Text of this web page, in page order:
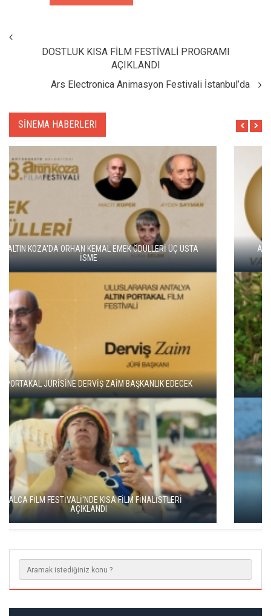
DOSTLUK KISA FİLM FESTİVALİ PROGRAMI
AÇIKLANDI
Ars Electronica Animasyon Festivali İstanbul’da
SİNEMA HABERLERI
ALTIN KOZA'NIN ONUR ÖDÜLLERİ FERZAN ÖZPETEK VE VAHİDE
PERÇİN'İN
ADANA ALTIN KOZA'DA JÜRİ BAŞKANI ZUHAL OLCAY
YEŞİM USTAOĞLU'NUN "ARTAKALAN"I SAN SEBASTIÁN'DA
DÜNYA PRÖMİYERİNİ YAPACAK